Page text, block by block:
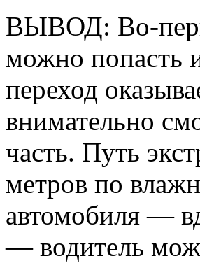
ВЫВОД: Во-
можно попасть
переход
внимательно
часть. Путь
метров по
автомобиля —
— водитель